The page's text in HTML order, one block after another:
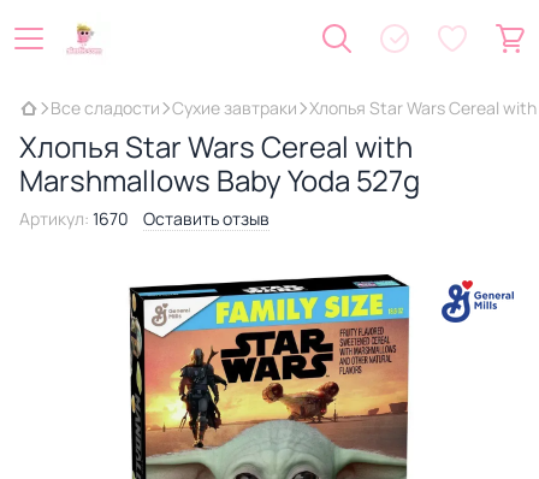
Все сладости Сухие завтраки Хлопья Star Wars Cereal
Хлопья Star Wars Cereal with
Marshmallows Baby Yoda 527g
Артикул: 1670 Оставить отзыв